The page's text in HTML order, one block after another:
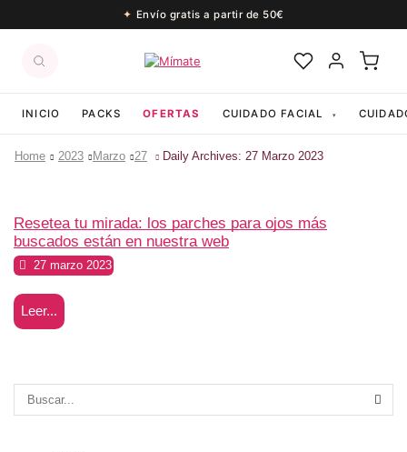
Envío gratis a partir de 50€
INICIO PACKS OFERTAS CUIDADO FACIAL ▾
Home 2023 Marzo 27 Daily Archives: 27 Marzo 2023
Beauty
Resetea tu mirada: los parches para ojos más
buscados están en nuestra web
27 marzo 2023
Leer...